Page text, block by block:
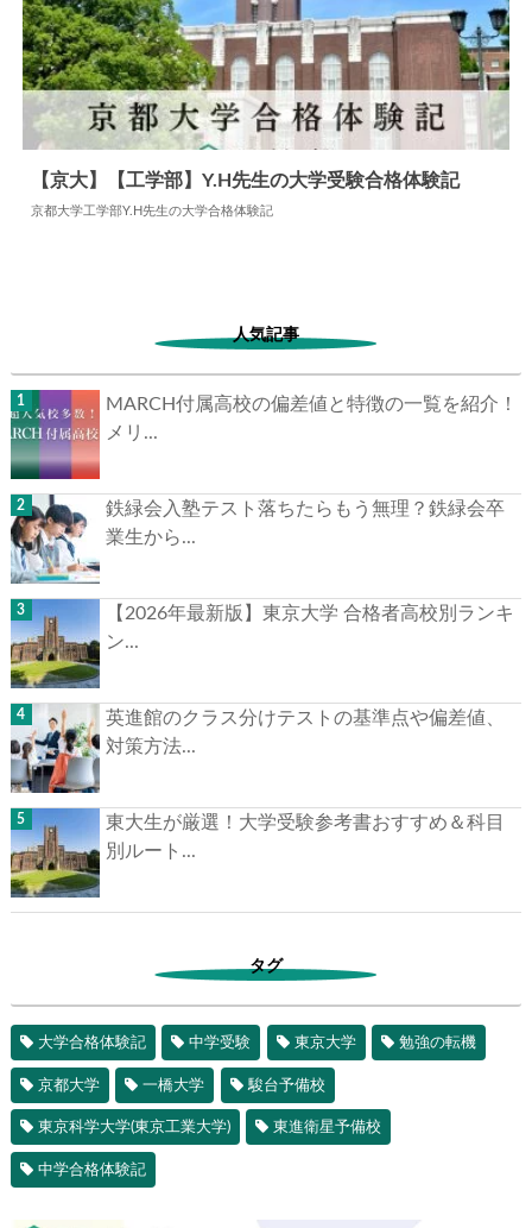
【京大】【工学部】Y.H先生の大学受験合格体験記
京都大学工学部Y.H先生の大学合格体験記
人気記事
MARCH付属高校の偏差値と特徴の一覧を紹介！
メリ...
鉄緑会入塾テスト落ちたらもう無理？鉄緑会卒
業生から...
【2026年最新版】東京大学 合格者高校別ランキ
ン...
英進館のクラス分けテストの基準点や偏差値、
対策方法...
東大生が厳選！大学受験参考書おすすめ＆科目
別ルート...
タグ
大学合格体験記 中学受験 東京大学 勉強の転機
京都大学 一橋大学 駿台予備校
東京科学大学(東京工業大学) 東進衛星予備校
中学合格体験記